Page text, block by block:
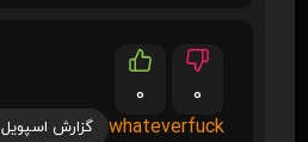
0
0
whateverfuck
گزارش اسپویل